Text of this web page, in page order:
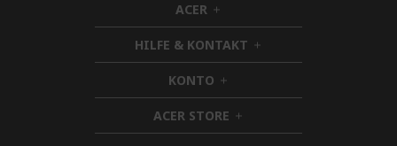
ACER h
i
d
d
e
n
HILFE & KONTAKT h
i
d
n
KONTO h
i
d
d
ACER STORE h
i